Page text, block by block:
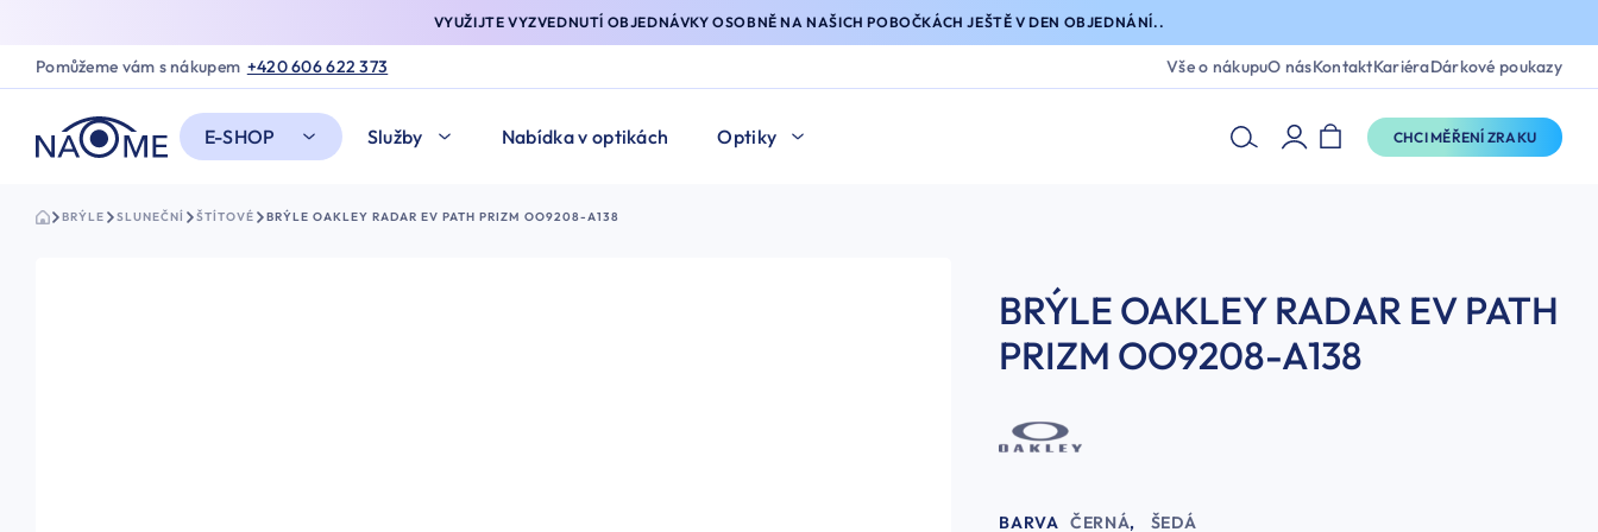
VYUŽIJTE VYZVEDNUTÍ OBJEDNÁVKY OSOBNĚ NA NAŠICH POBOČKÁCH JEŠTĚ V DEN OBJEDNÁNÍ..
Pomůžeme vám s nákupem +420 606 622 373 Vše o nákupuO násKontaktKariéraDárkové poukazy
E-SHOP Služby Nabídka v optikách Optiky CHCI MĚŘENÍ ZRAKU
BRÝLE SLUNEČNÍ ŠTÍTOVÉ BRÝLE OAKLEY RADAR EV PATH PRIZM OO9208-A138
BRÝLE OAKLEY RADAR EV PATH
PRIZM OO9208-A138
BARVA ČERNÁ, ŠEDÁ